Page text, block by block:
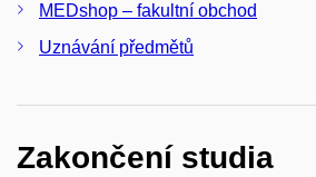
MEDshop – fakultní obchod
Uznávání předmětů
Zakončení studia